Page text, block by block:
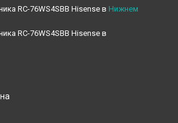
RC-76WS4SBB Hisense в Нижнем
RC-76WS4SBB Hisense в
RC-76WS4SBB Hisense в
RC-76WS4SBB Hisense в
RC-76WS4SBB Hisense в